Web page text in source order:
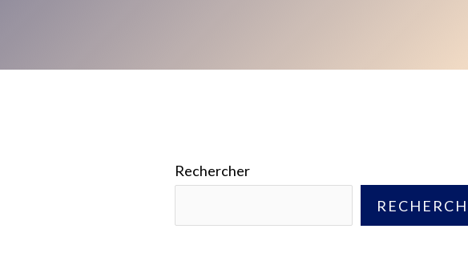
Rechercher